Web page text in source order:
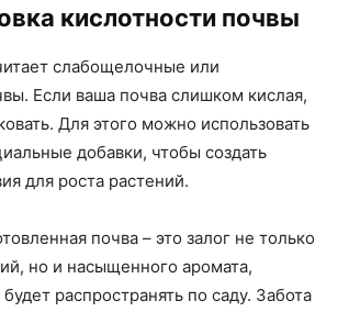
кислотности почвы
слабощелочные или
Если ваша почва слишком кислая,
Для этого можно использовать
добавки, чтобы создать
для роста растений.
почва – это залог не только
но и насыщенного аромата,
распространять по саду. Забота